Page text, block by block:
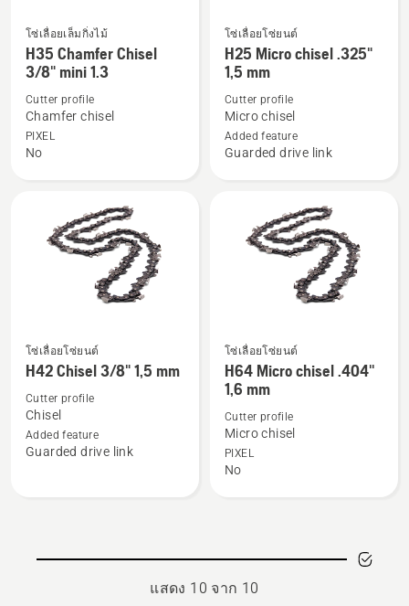
ราย
ละเอียด
เพิ่ม
เติม
เกี่ยว
Chisel
โซ่เลื่อยเล็มกิ่งไม้
H35 Chamfer Chisel
3/8" mini 1.3
Cutter profile
Chamfer chisel
PIXEL
No
ราย
ละเอียด
เพิ่ม
เติม
เกี่ยว
chisel
โซ่เลื่อยโซ่ยนต์
H25 Micro chisel .325"
1,5 mm
Cutter profile
Micro chisel
Added feature
Guarded drive link
ราย
ละเอียด
เพิ่ม
เติม
โซ่เลื่อยโซ่ยนต์
H42 Chisel 3/8" 1,5 mm
Cutter profile
Chisel
Added feature
Guarded drive link
ราย
ละเอียด
เพิ่ม
เติม
เกี่ยว
1,6
โซ่เลื่อยโซ่ยนต์
H64 Micro chisel .404''
1,6 mm
Cutter profile
Micro chisel
PIXEL
No
แสดง 10 จาก 10